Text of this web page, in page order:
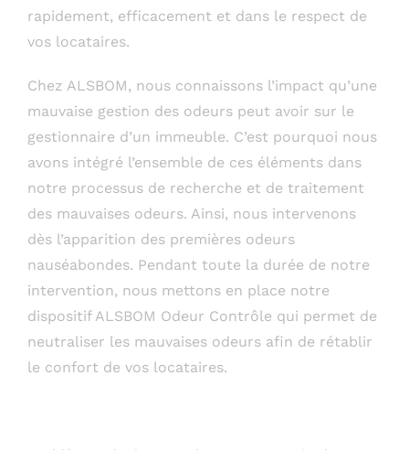
rapidement, efficacement et dans le respect de
vos locataires.
Chez ALSBOM, nous connaissons l’impact qu’une
mauvaise gestion des odeurs peut avoir sur le
gestionnaire d’un immeuble. C’est pourquoi nous
avons intégré l’ensemble de ces éléments dans
notre processus de recherche et de traitement
des mauvaises odeurs. Ainsi, nous intervenons
dès l’apparition des premières odeurs
nauséabondes. Pendant toute la durée de notre
intervention, nous mettons en place notre
dispositif ALSBOM Odeur Contrôle qui permet de
neutraliser les mauvaises odeurs afin de rétablir
le confort de vos locataires.